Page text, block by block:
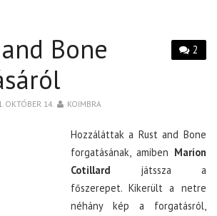
2
Bone
OKTÓBER 14. KOIMBRA
Hozzáláttak a Rust and Bone
forgatásának, amiben Marion
Cotillard játssza a
főszerepet. Kikerült a netre
néhány kép a forgatásról,